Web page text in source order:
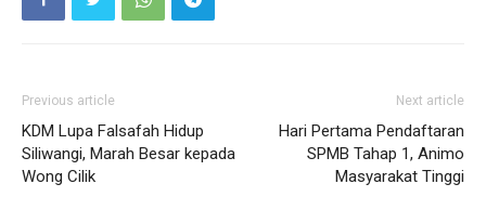
Previous article
KDM Lupa Falsafah Hidup
Siliwangi, Marah Besar kepada
Wong Cilik
Next article
Hari Pertama Pendaftaran
SPMB Tahap 1, Animo
Masyarakat Tinggi